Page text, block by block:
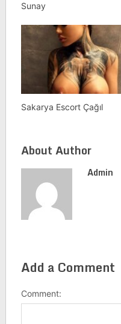
Sunay
Sakarya Escort Çağıl
About Author
Admin
Add a Comment
Comment: